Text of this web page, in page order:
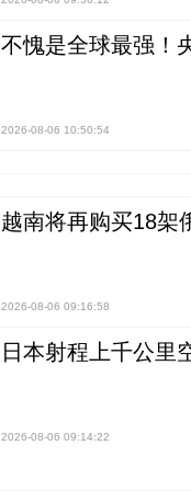
不愧是全球最强！
2026-08-06 10:50:54
越南将再购买18架
2026-08-06 09:16:58
日本射程上千公里
2026-08-06 09:14:22